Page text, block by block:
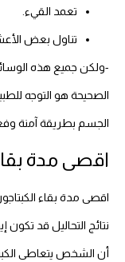
تعمد القيء.
تناول بعض
-ولكن جميع هذه
الصحيحة هو التوجه
الجسم بطريقة آمنة
اقصى مدة
نتائج التحاليل قد تكون
أن الشخص يتعاطى